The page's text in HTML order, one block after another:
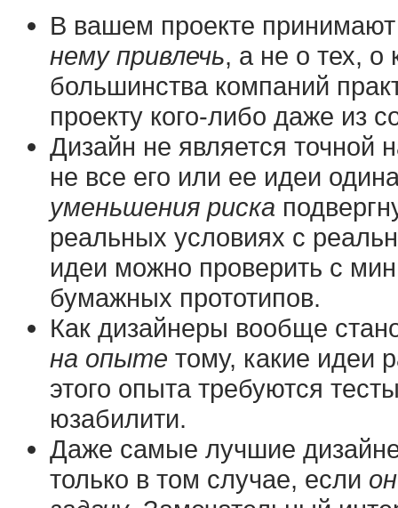
В вашем проекте
нему привлечь, а не о тех, о
большинства компаний
проекту кого-либо даже из
Дизайн не является точной
не все его или ее идеи
уменьшения риска
реальных условиях с
идеи можно проверить с
бумажных прототипов.
Как дизайнеры вообще
на опыте тому, какие идеи
этого опыта требуются
юзабилити.
Даже самые лучшие
только в том случае, если